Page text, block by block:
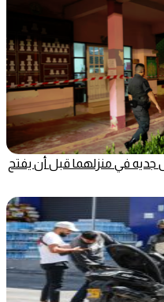
جديه في منزلهما قبل أن يفتح